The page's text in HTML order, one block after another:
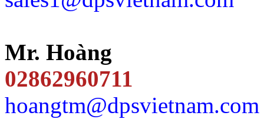
Mr. Hoàng
02862960711
hoangtm@dpsvietnam.com